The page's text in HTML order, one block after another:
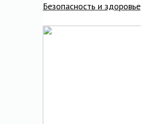
Безопасность и здоровье